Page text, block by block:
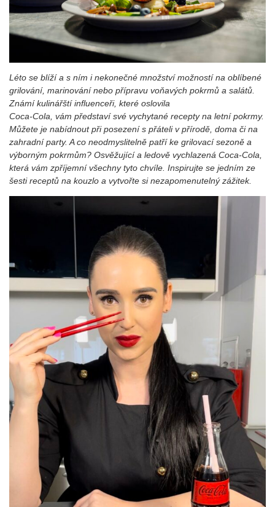
Léto se blíží a s ním i nekonečné množství možností na oblíbené
grilování, marinování nebo přípravu voňavých pokrmů a salátů.
Známí kulinářští influenceři, které oslovila
Coca-Cola, vám představí své vychytané recepty na letní pokrmy.
Můžete je nabídnout při posezení s přáteli v přírodě, doma či na
zahradní party. A co neodmyslitelně patří ke grilovací sezoně a
výborným pokrmům? Osvěžující a ledově vychlazená Coca-Cola,
která vám zpříjemní všechny tyto chvíle. Inspirujte se jedním ze
šesti receptů na kouzlo a vytvořte si nezapomenutelný zážitek.